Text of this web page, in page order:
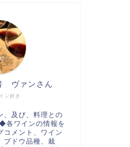
ン好き
ヴァンさん
及び、料理との
各ワインの情報を
コメント、ワイン
ブドウ品種、栽